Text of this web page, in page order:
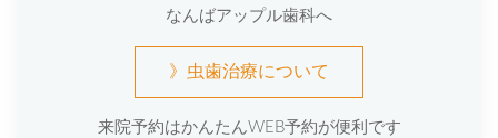
なんばアップル歯科へ
》虫歯治療について
来院予約はかんたんWEB予約が便利です